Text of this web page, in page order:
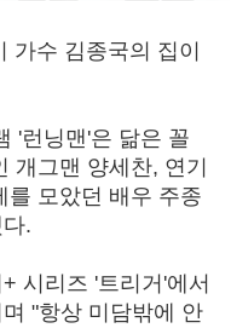
가수 김종국의 집이
'런닝맨'은 닮은 꼴
개그맨 양세찬, 연기
를 모았던 배우 주종
.
시리즈 '트리거'에서
"항상 미담밖에 안